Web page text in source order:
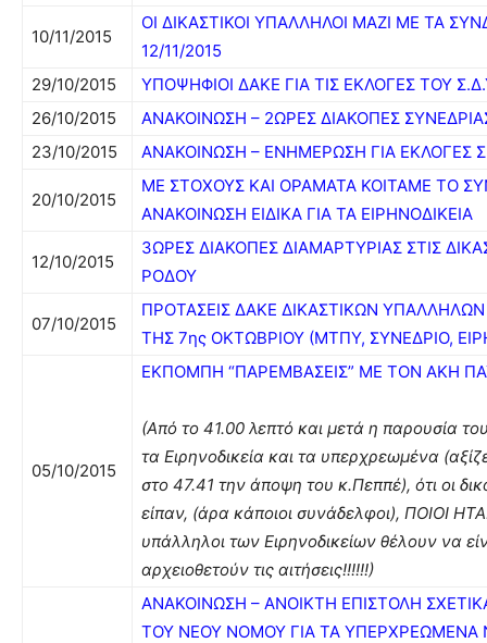
10/11/2015
ΟΙ ΔΙΚΑΣΤΙΚΟΙ ΥΠΑΛΛΗΛΟΙ ΜΑΖΙ ΜΕ ΤΑ
12/11/2015
29/10/2015
ΥΠΟΨΗΦΙΟΙ ΔΑΚΕ ΓΙΑ ΤΙΣ ΕΚΛΟΓΕΣ ΤΟΥ
26/10/2015
ΑΝΑΚΟΙΝΩΣΗ – 2ΩΡΕΣ ΔΙΑΚΟΠΕΣ
23/10/2015
ΑΝΑΚΟΙΝΩΣΗ – ΕΝΗΜΕΡΩΣΗ ΓΙΑ ΕΚΛΟΓΕΣ
20/10/2015
ΜΕ ΣΤΟΧΟΥΣ ΚΑΙ ΟΡΑΜΑΤΑ ΚΟΙΤΑΜΕ ΤΟ
ΑΝΑΚΟΙΝΩΣΗ ΕΙΔΙΚΑ ΓΙΑ ΤΑ ΕΙΡΗΝΟΔΙΚΕΙΑ
12/10/2015
3ΩΡΕΣ ΔΙΑΚΟΠΕΣ ΔΙΑΜΑΡΤΥΡΙΑΣ ΣΤΙΣ
ΡΟΔΟΥ
07/10/2015
ΠΡΟΤΑΣΕΙΣ ΔΑΚΕ ΔΙΚΑΣΤΙΚΩΝ
ΤΗΣ 7ης ΟΚΤΩΒΡΙΟΥ (ΜΤΠΥ, ΣΥΝΕΔΡΙΟ,
05/10/2015
ΕΚΠΟΜΠΗ “ΠΑΡΕΜΒΑΣΕΙΣ” ΜΕ ΤΟΝ ΑΚΗ
(Από το 41.00 λεπτό και μετά η παρουσία
τα Ειρηνοδικεία και τα υπερχρεωμένα
στο 47.41 την άποψη του κ.Πεππέ), ότι οι
είπαν, (άρα κάποιοι συνάδελφοι), ΠΟΙΟΙ
υπάλληλοι των Ειρηνοδικείων θέλουν να
αρχειοθετούν τις αιτήσεις!!!!!!)
ANAKOINΩΣΗ – ΑΝΟΙΚΤΗ ΕΠΙΣΤΟΛΗ
ΤΟΥ ΝΕΟΥ ΝΟΜΟΥ ΓΙΑ ΤΑ ΥΠΕΡΧΡΕΩΜΕΝΑ